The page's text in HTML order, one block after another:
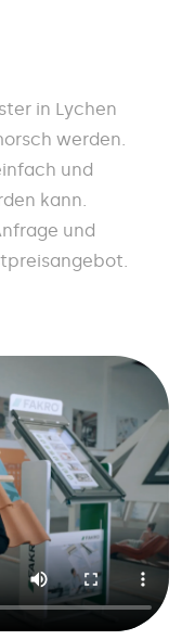
in Lychen
werden.
und
kann.
und